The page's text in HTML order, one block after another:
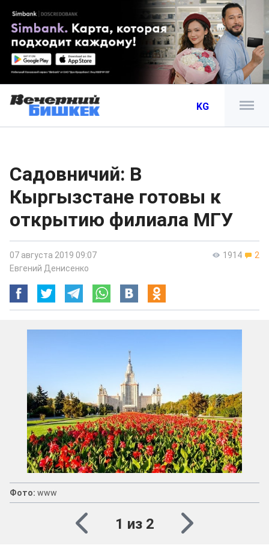
KG
Садовничий: В
Кыргызстане готовы к
открытию филиала МГУ
1914 2
07 августа 2019 09:07
Евгений Денисенко
Фото: www
1 из 2